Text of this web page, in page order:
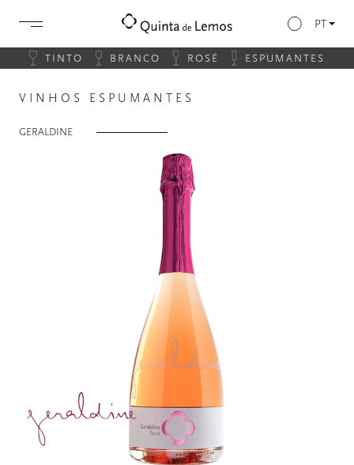
PT
TINTO BRANCO ROSÉ ESPUMANTES
VINHOS ESPUMANTES
GERALDINE